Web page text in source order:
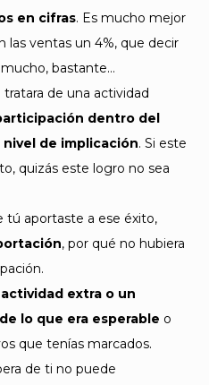
en cifras. Es mucho mejor
las ventas un 4%, que decir
bastante…
de una actividad
dentro del
nivel de implicación. Si este
quizás este logro no sea
tú aportaste a ese éxito,
, por qué no hubiera
actividad extra o un
lo que era esperable o
que tenías marcados.
de ti no puede